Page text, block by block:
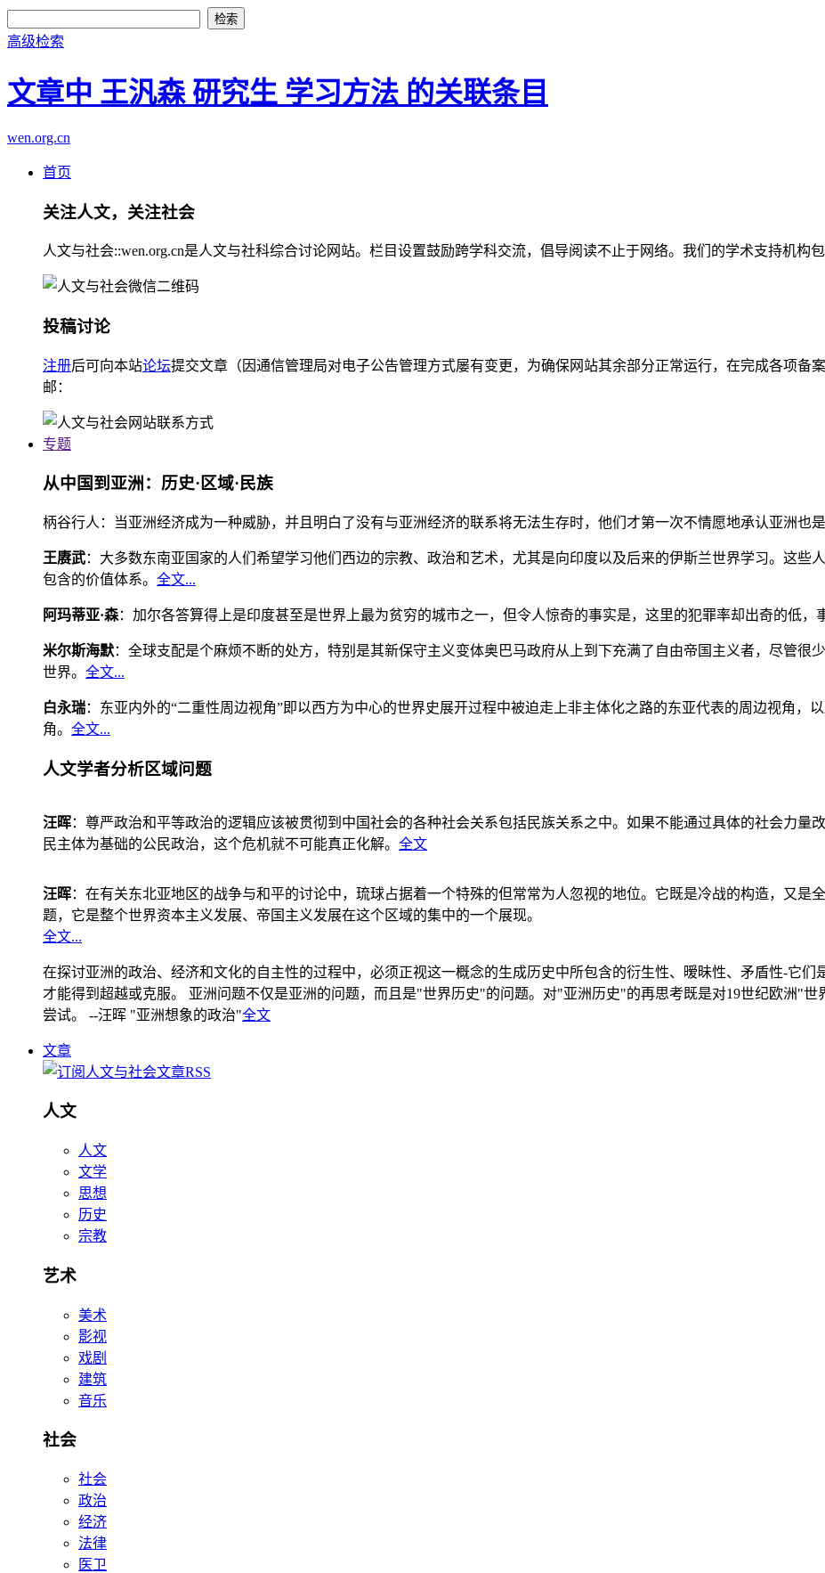
高级检索
文章中 王汎森 研究生 学习方法 的关联条目
wen.org.cn
首页
关注人文，关注社会
人文与社会::wen.org.cn是人文与社科综合讨论网站。栏目设置鼓励跨学科交流，倡导阅读不止于网络。我们的学术支持机构
投稿讨论
注册后可向本站论坛提交文章（因通信管理局对电子公告管理方式屡有变更，为确保网站其余部分正常运行，在完成各项备
邮：
专题
从中国到亚洲：历史·区域·民族
柄谷行人：当亚洲经济成为一种威胁，并且明白了没有与亚洲经济的联系将无法生存时，他们才第一次不情愿地承认亚洲也是
王赓武：大多数东南亚国家的人们希望学习他们西边的宗教、政治和艺术，尤其是向印度以及后来的伊斯兰世界学习。这些
包含的价值体系。 全文...
阿玛蒂亚·森：加尔各答算得上是印度甚至是世界上最为贫穷的城市之一，但令人惊奇的事实是，这里的犯罪率却出奇的低，
米尔斯海默：全球支配是个麻烦不断的处方，特别是其新保守主义变体奥巴马政府从上到下充满了自由帝国主义者，尽管很
世界。 全文...
白永瑞：东亚内外的“二重性周边视角”即以西方为中心的世界史展开过程中被迫走上非主体化之路的东亚代表的周边视角，
角。 全文...
人文学者分析区域问题
汪晖：尊严政治和平等政治的逻辑应该被贯彻到中国社会的各种社会关系包括民族关系之中。如果不能通过具体的社会力量
民主体为基础的公民政治，这个危机就不可能真正化解。 全文
汪晖：在有关东北亚地区的战争与和平的讨论中，琉球占据着一个特殊的但常常为人忽视的地位。它既是冷战的构造，又是
题，它是整个世界资本主义发展、帝国主义发展在这个区域的集中的一个展现。
全文...
在探讨亚洲的政治、经济和文化的自主性的过程中，必须正视这一概念的生成历史中所包含的衍生性、暧昧性、矛盾性-它
才能得到超越或克服。 亚洲问题不仅是亚洲的问题，而且是"世界历史"的问题。对"亚洲历史"的再思考既是对19世纪欧洲"
尝试。 --汪晖 "亚洲想象的政治"全文
文章
人文
人文
文学
思想
历史
宗教
艺术
美术
影视
戏剧
建筑
音乐
社会
社会
政治
经济
法律
医卫